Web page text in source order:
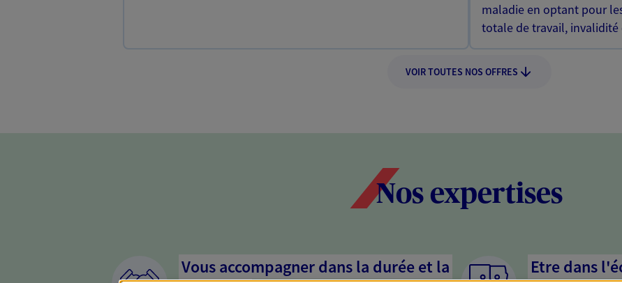
maladie en optant pour
totale de travail, invalidité
VOIR TOUTES NOS OFFRES
Nos expertises
Vous accompagner dans la durée et la
Etre dans